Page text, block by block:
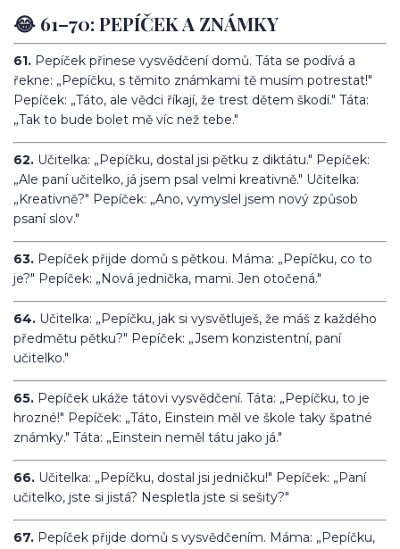
😂 61–70: PEPÍČEK A ZNÁMKY
61. Pepíček přinese vysvědčení domů. Táta se podívá a
řekne: „Pepíčku, s těmito známkami tě musím potrestat!"
Pepíček: „Táto, ale vědci říkají, že trest dětem škodí." Táta:
„Tak to bude bolet mě víc než tebe."
62. Učitelka: „Pepíčku, dostal jsi pětku z diktátu." Pepíček:
„Ale paní učitelko, já jsem psal velmi kreativně." Učitelka:
„Kreativně?" Pepíček: „Ano, vymyslel jsem nový způsob
psaní slov."
63. Pepíček přijde domů s pětkou. Máma: „Pepíčku, co to
je?" Pepíček: „Nová jednička, mami. Jen otočená."
64. Učitelka: „Pepíčku, jak si vysvětluješ, že máš z každého
předmětu pětku?" Pepíček: „Jsem konzistentní, paní
učitelko."
65. Pepíček ukáže tátovi vysvědčení. Táta: „Pepíčku, to je
hrozné!" Pepíček: „Táto, Einstein měl ve škole taky špatné
známky." Táta: „Einstein neměl tátu jako já."
66. Učitelka: „Pepíčku, dostal jsi jedničku!" Pepíček: „Paní
učitelko, jste si jistá? Nespletla jste si sešity?"
67. Pepíček přijde domů s vysvědčením. Máma: „Pepíčku,